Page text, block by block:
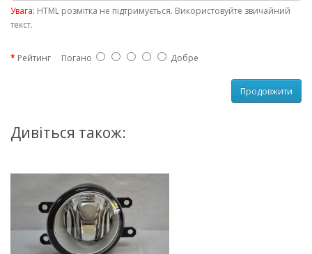
Увага: HTML розмітка не підтримується. Використовуйте звичайний
текст.
Рейтинг Погано Добре
Продовжити
Дивіться також: